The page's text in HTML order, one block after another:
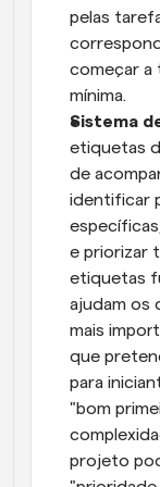
pelas
começar a
mínima.
Sistema
etiquetas
de
identificar
e priorizar
etiquetas
ajudam os
mais
que
para
"bom
projeto